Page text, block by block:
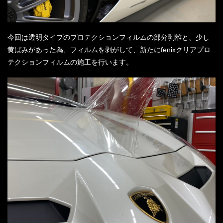
今回は透明タイプのプロテクションフィルムの部分剥離と、少し
黄ばみがあった為、フィルムを剥がして、新たにfenixクリアプロ
テクションフィルムの施工を行います。